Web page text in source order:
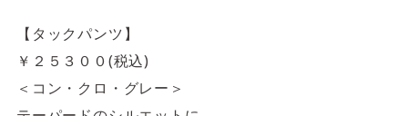
【タックパンツ】
￥２５３００(税込)
＜コン・クロ・グレー＞